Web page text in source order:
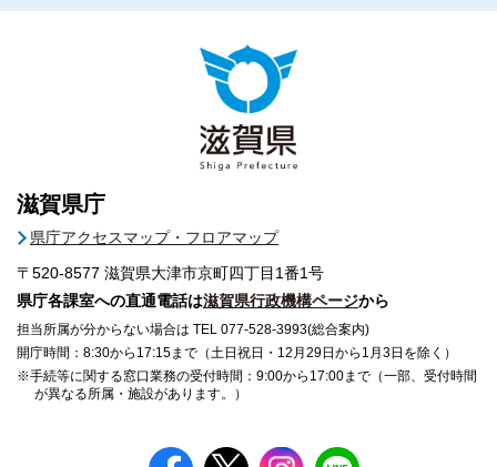
滋賀県庁
県庁アクセスマップ・フロアマップ
〒520-8577 滋賀県大津市京町四丁目1番1号
県庁各課室への直通電話は滋賀県行政機構ページから
担当所属が分からない場合は TEL 077-528-3993(総合案内)
開庁時間：8:30から17:15まで（土日祝日・12月29日から1月3日を除く）
※手続等に関する窓口業務の受付時間：9:00から17:00まで（一部、受付時間
が異なる所属・施設があります。）